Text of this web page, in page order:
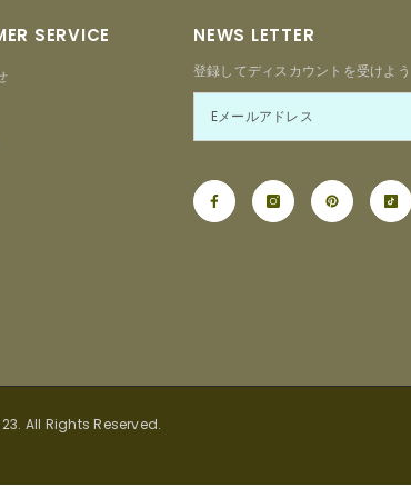
SERVICE NEWS LETTER
登録してディスカウントを受けよう
All Rights Reserved.